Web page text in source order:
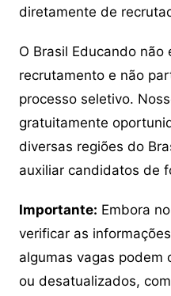
diretamente de
O Brasil Educando não
recrutamento e não
processo seletivo.
gratuitamente
diversas regiões do
auxiliar candidatos de
Importante: Embora
verificar as
algumas vagas podem
ou desatualizados,